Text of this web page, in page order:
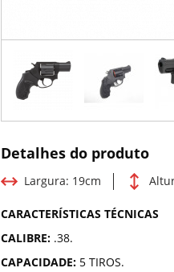
Detalhes do produto
Largura: 19cm
CARACTERÍSTICAS TÉCNICAS
CALIBRE: .38.
CAPACIDADE: 5 TIROS.